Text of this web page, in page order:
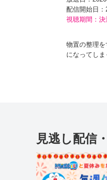
配信開始日：
視聴期間：
物置の整理
になってし
それを聞い
見逃し配信